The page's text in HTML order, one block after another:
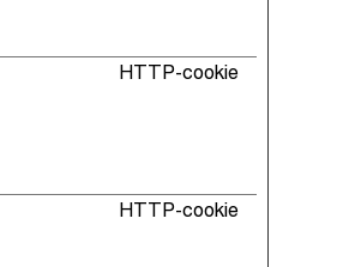
HTTP-cookie
HTTP-cookie